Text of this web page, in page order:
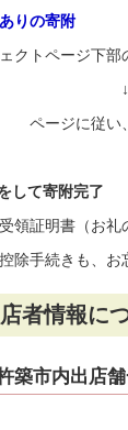
りの寄附
クトページ下
ジに従い、
して寄附完了
領証明書（お
除手続きも、お
者情報に
築市内出店